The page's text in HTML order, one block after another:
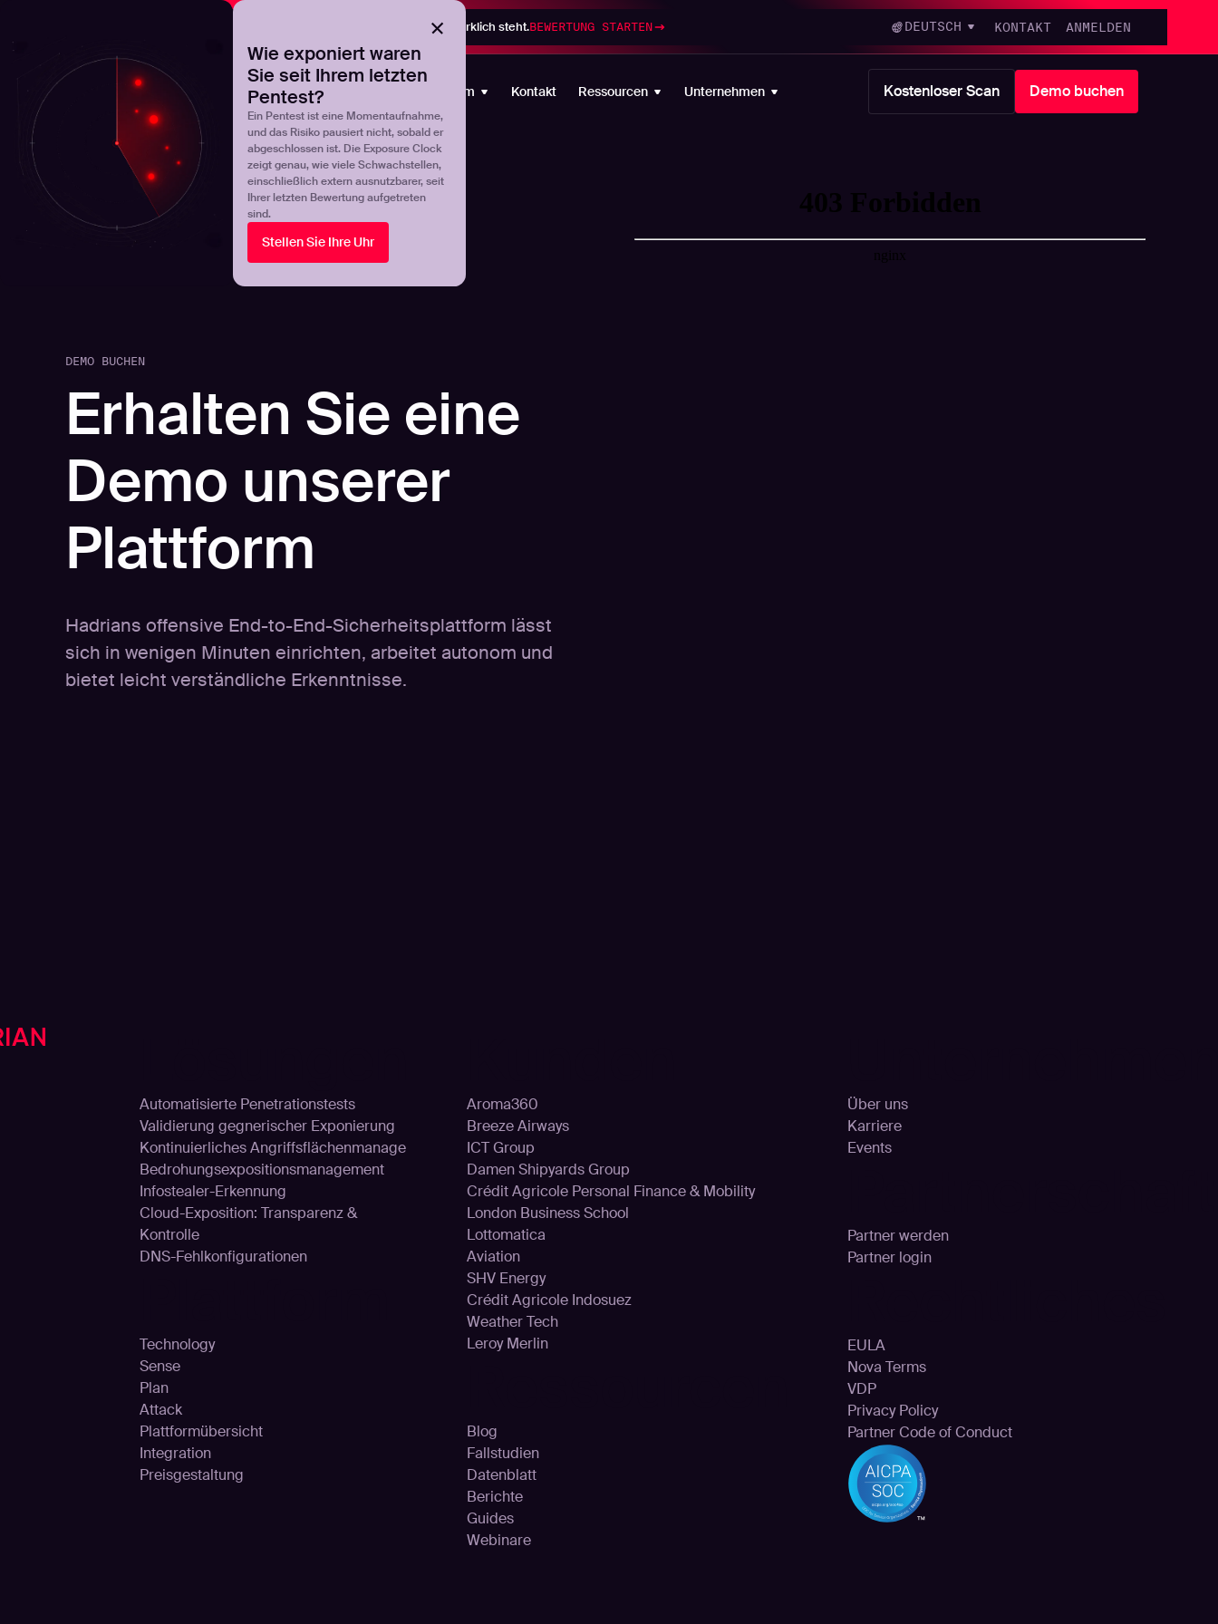
Wie exponiert waren
Sie seit Ihrem letzten
Pentest?
Ein Pentest ist eine Momentaufnahme,
und das Risiko pausiert nicht, sobald er
abgeschlossen ist. Die Exposure Clock
zeigt genau, wie viele Schwachstellen,
einschließlich extern ausnutzbarer, seit
Ihrer letzten Bewertung aufgetreten
sind.
Stellen Sie Ihre Uhr
Finden Sie heraus, wo Ihr Exposure-Management-Programm wirklich steht.BEWERTUNG STARTEN DEUTSCH KONTAKT ANMELDEN
Products Plattform Kontakt Ressourcen Unternehmen Kostenloser Scan Demo buchen
DEMO BUCHEN
Erhalten Sie eine
Demo unserer
Plattform
Hadrians offensive End-to-End-Sicherheitsplattform lässt
sich in wenigen Minuten einrichten, arbeitet autonom und
bietet leicht verständliche Erkenntnisse.
Automatisierte Penetrationstests
Validierung gegnerischer Exponierung
Kontinuierliches Angriffsflächenmanage
Bedrohungsexpositionsmanagement
Infostealer-Erkennung
Cloud-Exposition: Transparenz &
Kontrolle
DNS-Fehlkonfigurationen
Technology
Sense
Plan
Attack
Plattformübersicht
Integration
Preisgestaltung
Aroma360
Breeze Airways
ICT Group
Damen Shipyards Group
Crédit Agricole Personal Finance & Mobility
London Business School
Lottomatica
Aviation
SHV Energy
Crédit Agricole Indosuez
Weather Tech
Leroy Merlin
Blog
Fallstudien
Datenblatt
Berichte
Guides
Webinare
Über uns
Karriere
Events
Partner werden
Partner login
EULA
Nova Terms
VDP
Privacy Policy
Partner Code of Conduct